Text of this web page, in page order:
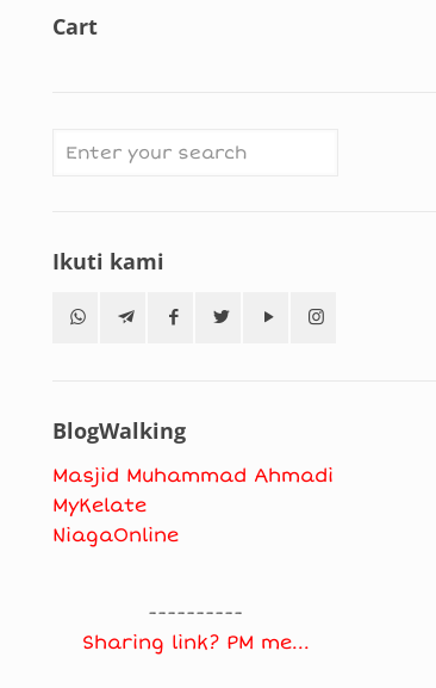
Cart
Ikuti kami
BlogWalking
Masjid Muhammad Ahmadi
MyKelate
NiagaOnline
----------
Sharing link? PM me...